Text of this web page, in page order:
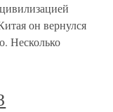
он вернулся
Несколько